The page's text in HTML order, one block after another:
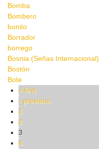
Bomba
Bombero
bonito
Borrador
borrego
Bosnia (Señas Internacional)
Bostón
Bote
Pages
« first
‹ previous
1
2
3
4